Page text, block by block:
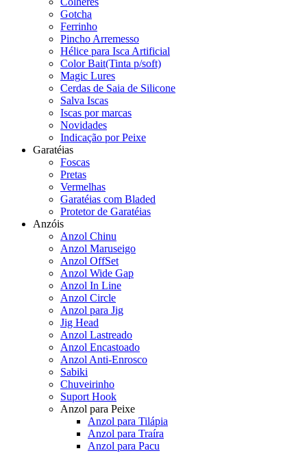
Gotcha
Ferrinho
Pincho Arremesso
Hélice para Isca Artificial
Color Bait(Tinta p/soft)
Magic Lures
Cerdas de Saia de Silicone
Salva Iscas
Iscas por marcas
Novidades
Indicação por Peixe
Garatéias
Foscas
Pretas
Vermelhas
Garatéias com Bladed
Protetor de Garatéias
Anzóis
Anzol Chinu
Anzol Maruseigo
Anzol OffSet
Anzol Wide Gap
Anzol In Line
Anzol Circle
Anzol para Jig
Jig Head
Anzol Lastreado
Anzol Encastoado
Anzol Anti-Enrosco
Sabiki
Chuveirinho
Suport Hook
Anzol para Peixe
Anzol para Tilápia
Anzol para Traíra
Anzol para Pacu